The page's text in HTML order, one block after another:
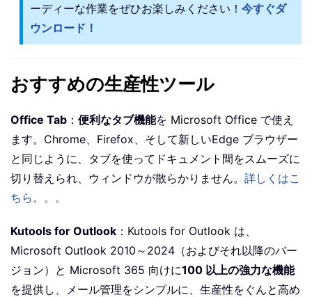
ーディーな作業をぜひお楽しみください！ 今すぐダ
ウンロード！
おすすめの生産性ツール
Office Tab ： 便利なタブ機能を Microsoft Office で使え
ます。Chrome、Firefox、そして新しいEdge ブラウザー
と同じように、タブを使ってドキュメント間をスムーズに
切り替えられ、ウィンドウが散らかりません。 詳しくはこ
ちら。。。
Kutools for Outlook ：Kutools for Outlook は、
Microsoft Outlook 2010～2024（およびそれ以降のバー
ジョン）と Microsoft 365 向けに100 以上の強力な機能
を提供し、メール管理をシンプルに、生産性をぐんと高め